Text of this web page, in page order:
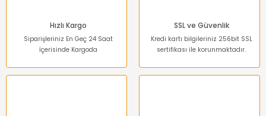
Hızlı Kargo
Siparişleriniz En Geç 24 Saat
İçerisinde Kargoda
SSL ve Güvenlik
Kredi kartı bilgileriniz 256bit SSL
sertifikası ile korunmaktadır.